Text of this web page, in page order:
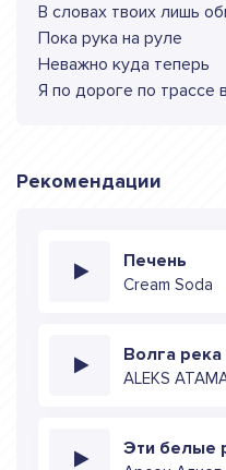
В словах твоих лишь
Пока рука на руле
Неважно куда теперь
Я по дороге по трассе
Рекомендации
Печень
Cream Soda
ALEKS
Эти белые